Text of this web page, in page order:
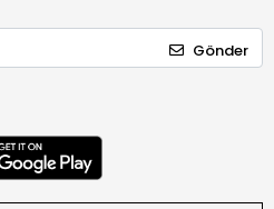
Gönder